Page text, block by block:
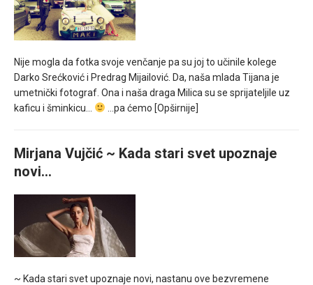
Nije mogla da fotka svoje venčanje pa su joj to učinile kolege
Darko Srećković i Predrag Mijailović. Da, naša mlada Tijana je
umetnički fotograf. Ona i naša draga Milica su se sprijateljile uz
kaficu i šminkicu…
…pa ćemo [Opširnije]
Mirjana Vujčić ~ Kada stari svet upoznaje
novi…
~ Kada stari svet upoznaje novi, nastanu ove bezvremene